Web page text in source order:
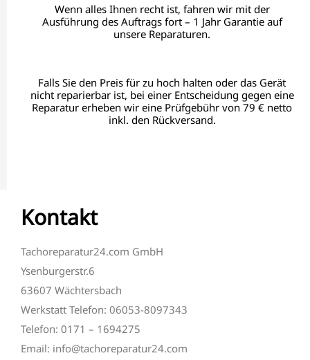
Wenn alles Ihnen recht ist, fahren wir mit der
Ausführung des Auftrags fort – 1 Jahr Garantie auf
unsere Reparaturen.
Falls Sie den Preis für zu hoch halten oder das Gerät
nicht reparierbar ist, bei einer Entscheidung gegen eine
Reparatur erheben wir eine Prüfgebühr von 79 € netto
inkl. den Rückversand.
Kontakt
Tachoreparatur24.com GmbH
Ysenburgerstr.6
63607 Wächtersbach
Werkstatt Telefon: 06053-8097343
Telefon: 0171 – 1694275
Email: info@tachoreparatur24.com